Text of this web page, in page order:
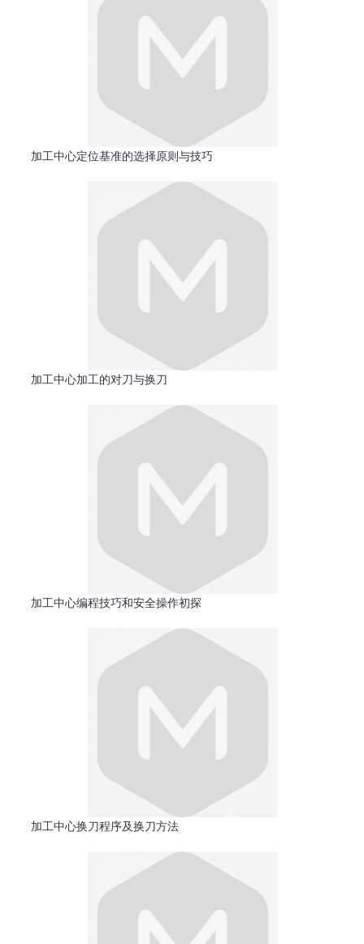
加工中心定位基准的选择原则与技巧
加工中心加工的对刀与换刀
加工中心编程技巧和安全操作初探
加工中心换刀程序及换刀方法